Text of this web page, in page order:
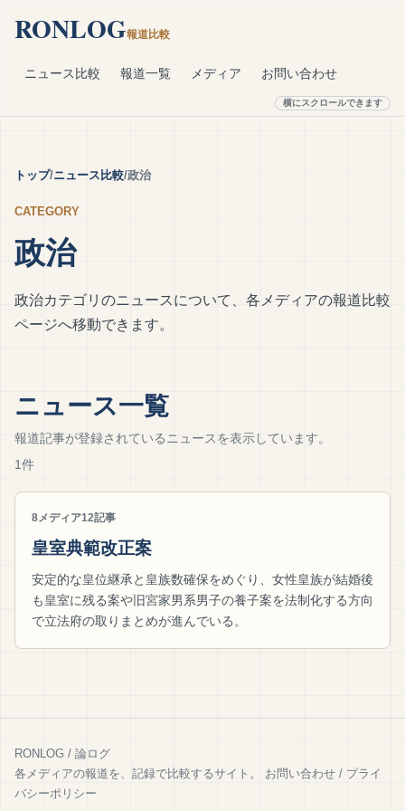
RONLOG報道比較
ニュース比較 報道一覧 メディア お問い合わせ
トップ ニュース比較 政治
CATEGORY
政治
政治カテゴリのニュースについて、各メディアの報道比較
ページへ移動できます。
ニュース一覧
報道記事が登録されているニュースを表示しています。
1件
8メディア12記事
皇室典範改正案
安定的な皇位継承と皇族数確保をめぐり、女性皇族が結婚後
も皇室に残る案や旧宮家男系男子の養子案を法制化する方向
で立法府の取りまとめが進んでいる。
RONLOG / 論ログ
各メディアの報道を、記録で比較するサイト。 お問い合わせ / プライ
バシーポリシー